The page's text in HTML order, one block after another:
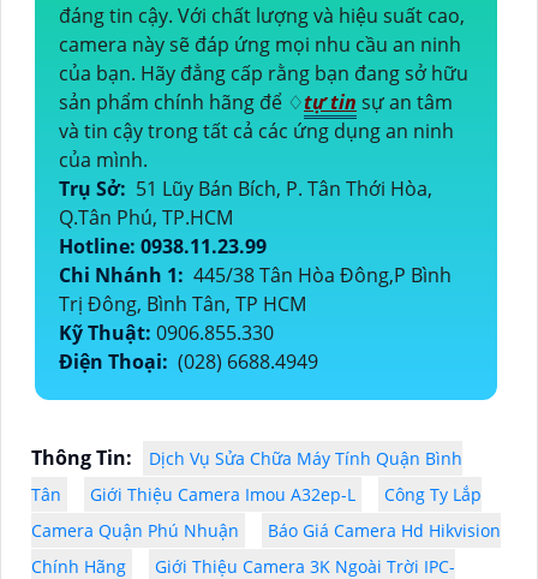
đáng tin cậy. Với chất lượng và hiệu suất cao,
camera này sẽ đáp ứng mọi nhu cầu an ninh
của bạn. Hãy đẳng cấp rằng bạn đang sở hữu
sản phẩm chính hãng để ♢tự tin sự an tâm
và tin cậy trong tất cả các ứng dụng an ninh
của mình.
Trụ Sở: 51 Lũy Bán Bích, P. Tân Thới Hòa,
Q.Tân Phú, TP.HCM
Hotline: 0938.11.23.99
Chi Nhánh 1: 445/38 Tân Hòa Đông,P Bình
Trị Đông, Bình Tân, TP HCM
Kỹ Thuật: 0906.855.330
Điện Thoại: (028) 6688.4949
Thông Tin:
Dịch Vụ Sửa Chữa Máy Tính Quận Bình
Tân
Giới Thiệu Camera Imou A32ep-L
Công Ty Lắp
Camera Quận Phú Nhuận
Báo Giá Camera Hd Hikvision
Chính Hãng
Giới Thiệu Camera 3K Ngoài Trời IPC-